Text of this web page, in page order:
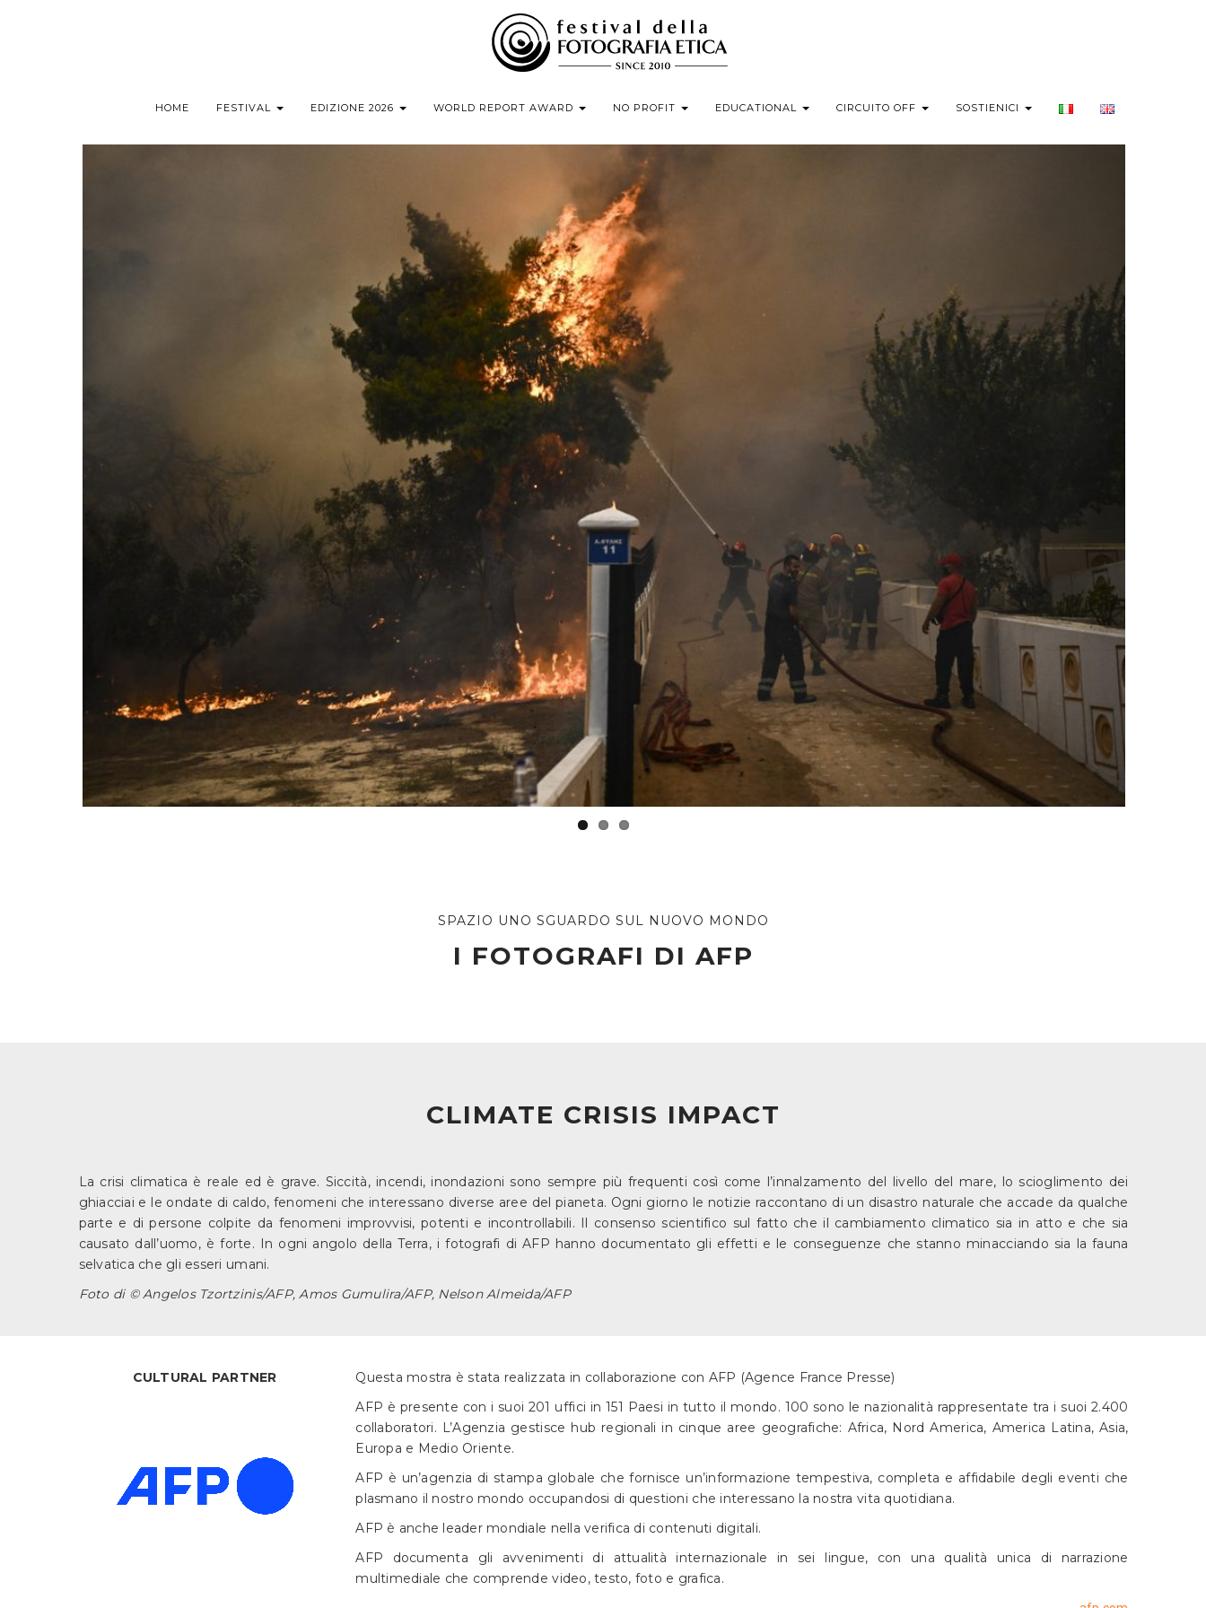
HOME FESTIVAL EDIZIONE 2026 WORLD REPORT AWARD NO PROFIT EDUCATIONAL CIRCUITO OFF SOSTIENICI
SPAZIO UNO SGUARDO SUL NUOVO MONDO
I FOTOGRAFI DI AFP
CLIMATE CRISIS IMPACT
La crisi climatica è reale ed è grave. Siccità, incendi, inondazioni sono sempre più frequenti così come l’innalzamento del livello del mare, lo scioglimento dei
ghiacciai e le ondate di caldo, fenomeni che interessano diverse aree del pianeta. Ogni giorno le notizie raccontano di un disastro naturale che accade da qualche
parte e di persone colpite da fenomeni improvvisi, potenti e incontrollabili. Il consenso scientifico sul fatto che il cambiamento climatico sia in atto e che sia
causato dall’uomo, è forte. In ogni angolo della Terra, i fotografi di AFP hanno documentato gli effetti e le conseguenze che stanno minacciando sia la fauna
selvatica che gli esseri umani.
Foto di © Angelos Tzortzinis/AFP,Amos Gumulira/AFP, Nelson Almeida/AFP
CULTURAL PARTNER
Questa mostra è stata realizzata in collaborazione con AFP (Agence France Presse)
AFP è presente con i suoi 201 uffici in 151 Paesi in tutto il mondo. 100 sono le nazionalità rappresentate tra i suoi 2.400
collaboratori. L’Agenzia gestisce hub regionali in cinque aree geografiche: Africa, Nord America, America Latina, Asia,
Europa e Medio Oriente.
AFP è un’agenzia di stampa globale che fornisce un’informazione tempestiva, completa e affidabile degli eventi che
plasmano il nostro mondo occupandosi di questioni che interessano la nostra vita quotidiana.
AFP è anche leader mondiale nella verifica di contenuti digitali.
AFP documenta gli avvenimenti di attualità internazionale in sei lingue, con una qualità unica di narrazione
multimediale che comprende video, testo, foto e grafica.